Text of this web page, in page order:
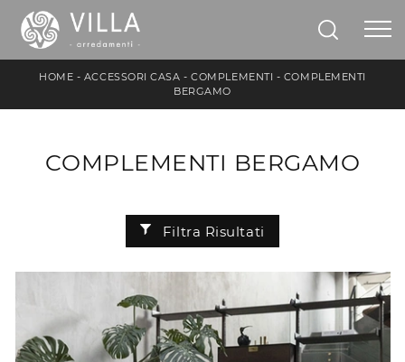
HOME - ACCESSORI CASA -COMPLEMENTI - COMPLEMENTI
BERGAMO
COMPLEMENTI BERGAMO
Filtra Risultati